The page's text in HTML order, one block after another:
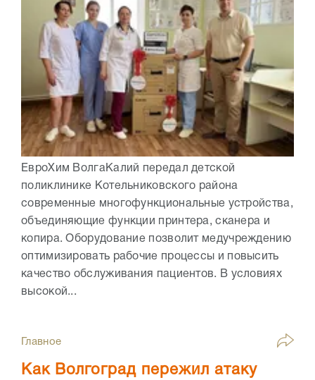
ЕвроХим ВолгаКалий передал детской
поликлинике Котельниковского района
современные многофункциональные устройства,
объединяющие функции принтера, сканера и
копира. Оборудование позволит медучреждению
оптимизировать рабочие процессы и повысить
качество обслуживания пациентов. В условиях
высокой...
Главное
Как Волгоград пережил атаку